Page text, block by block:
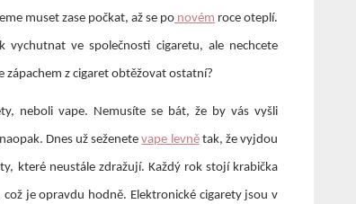
muset zase počkat, až se po novém roce oteplí.
ve společnosti cigaretu, ale nechcete
z cigaret obtěžovat ostatní?
neboli vape. Nemusíte se bát, že by vás vyšli
Dnes už seženetevape levnětak, že vyjdou
které neustále zdražují. Každý rok stojí krabička
což je opravdu hodně. Elektronické cigarety jsou v